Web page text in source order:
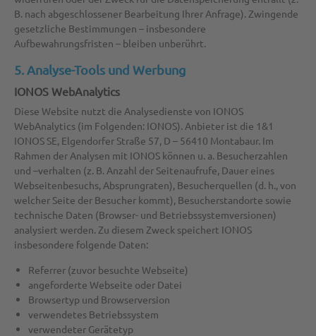
B. nach abgeschlossener Bearbeitung Ihrer Anfrage). Zwingende
gesetzliche Bestimmungen – insbesondere
Aufbewahrungsfristen – bleiben unberührt.
5. Analyse-Tools und Werbung
IONOS WebAnalytics
Diese Website nutzt die Analysedienste von IONOS
WebAnalytics (im Folgenden: IONOS). Anbieter ist die 1&1
IONOS SE, Elgendorfer Straße 57, D – 56410 Montabaur. Im
Rahmen der Analysen mit IONOS können u. a. Besucherzahlen
und –verhalten (z. B. Anzahl der Seitenaufrufe, Dauer eines
Webseitenbesuchs, Absprungraten), Besucherquellen (d. h., von
welcher Seite der Besucher kommt), Besucherstandorte sowie
technische Daten (Browser- und Betriebssystemversionen)
analysiert werden. Zu diesem Zweck speichert IONOS
insbesondere folgende Daten:
Referrer (zuvor besuchte Webseite)
angeforderte Webseite oder Datei
Browsertyp und Browserversion
verwendetes Betriebssystem
verwendeter Gerätetyp